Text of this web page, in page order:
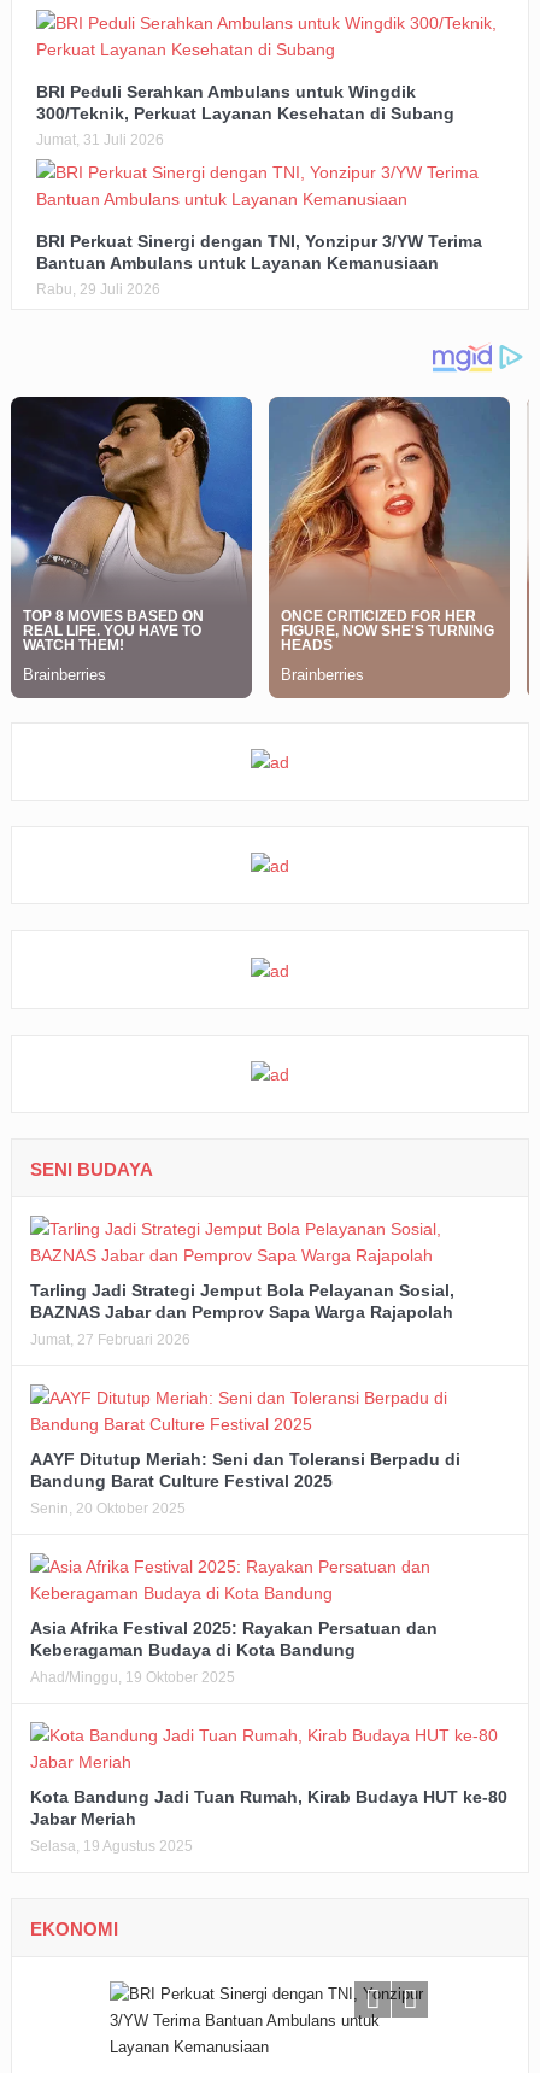
BRI Peduli Serahkan Ambulans untuk Wingdik
300/Teknik, Perkuat Layanan Kesehatan di Subang
Jumat, 31 Juli 2026
BRI Perkuat Sinergi dengan TNI, Yonzipur 3/YW Terima
Bantuan Ambulans untuk Layanan Kemanusiaan
Rabu, 29 Juli 2026
SENI BUDAYA
Tarling Jadi Strategi Jemput Bola Pelayanan Sosial,
BAZNAS Jabar dan Pemprov Sapa Warga Rajapolah
Jumat, 27 Februari 2026
AAYF Ditutup Meriah: Seni dan Toleransi Berpadu di
Bandung Barat Culture Festival 2025
Senin, 20 Oktober 2025
Asia Afrika Festival 2025: Rayakan Persatuan dan
Keberagaman Budaya di Kota Bandung
Ahad/Minggu, 19 Oktober 2025
Kota Bandung Jadi Tuan Rumah, Kirab Budaya HUT ke-80
Jabar Meriah
Selasa, 19 Agustus 2025
EKONOMI